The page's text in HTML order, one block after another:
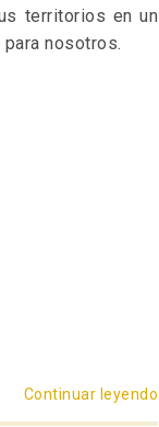
territorios en un
nosotros.
Continuar leyendo